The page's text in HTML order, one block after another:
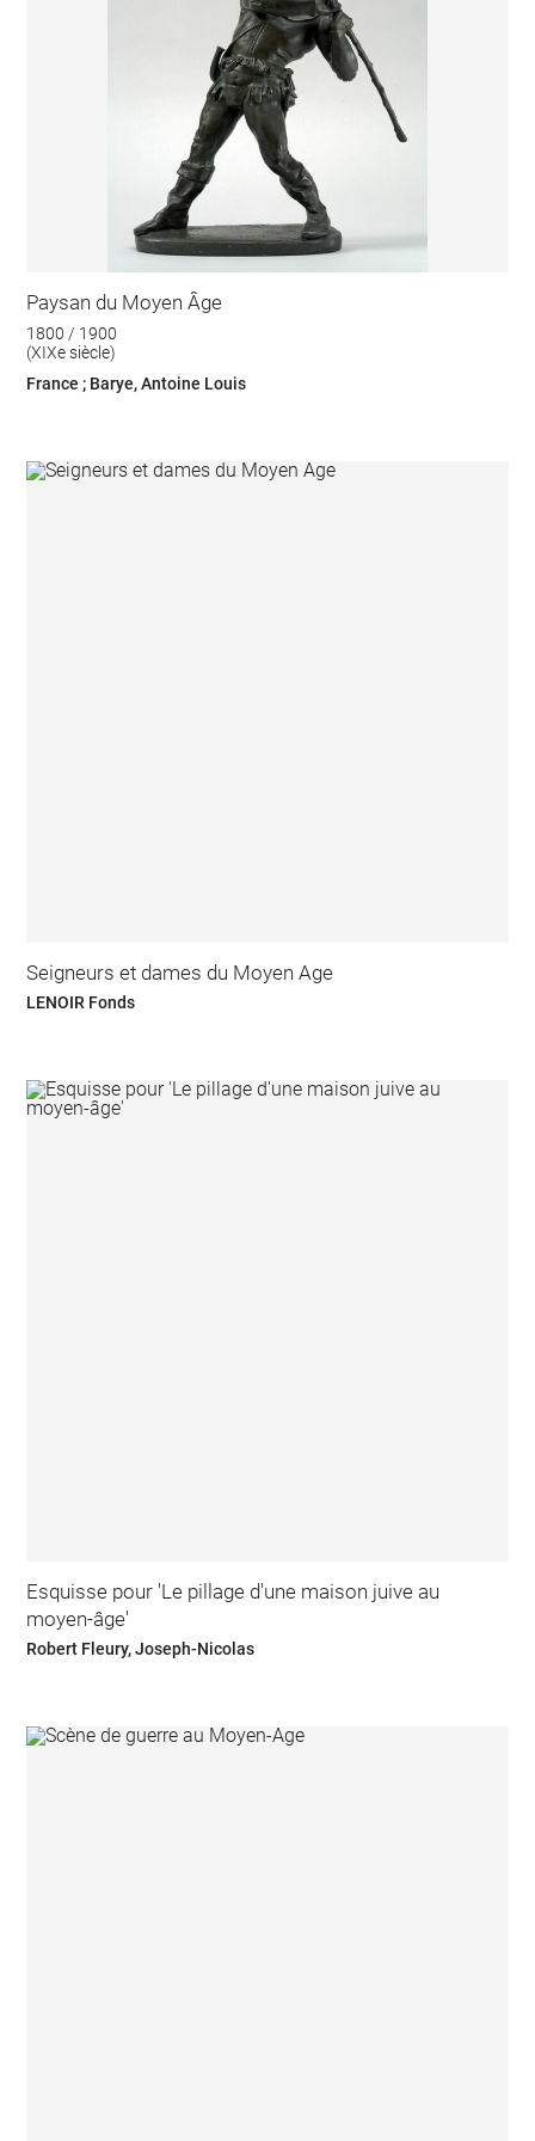
Paysan du Moyen Âge
1800 / 1900
(XIXe siècle)
France ; Barye, Antoine Louis
Seigneurs et dames du Moyen Age
LENOIR Fonds
Esquisse pour 'Le pillage d'une maison juive au
moyen-âge'
Robert Fleury, Joseph-Nicolas